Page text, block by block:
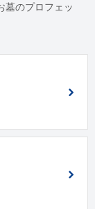
墓のプロフェッ